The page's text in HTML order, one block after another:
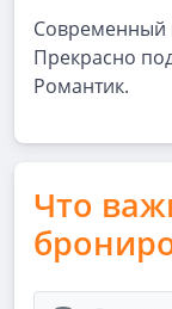
Современный
Прекрасно
Романтик.
Что